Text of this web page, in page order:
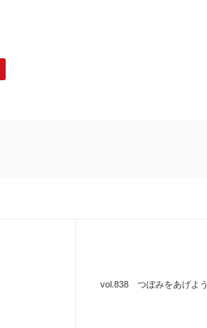
vol.838 つぼみをあげよう